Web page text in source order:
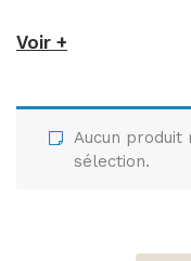
comment
Reconnaitre un
jonc bouddhiste?
Joncs en corne
Tous les
Voir +
Aucun
sélection.